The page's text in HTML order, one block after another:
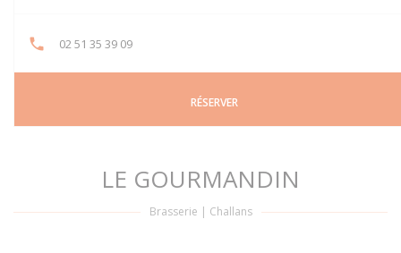
02 51 35 39 09
RÉSERVER
LE GOURMANDIN
Brasserie | Challans